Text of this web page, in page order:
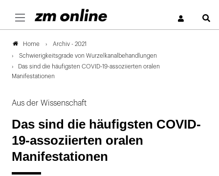
Home Archiv - 2021
Schwierigkeitsgrade von Wurzelkanalbehandlungen
Das sind die häufigsten COVID-19-assoziierten oralen
Manifestationen
Aus der Wissenschaft
Das sind die häufigsten COVID-
19-assoziierten oralen
Manifestationen